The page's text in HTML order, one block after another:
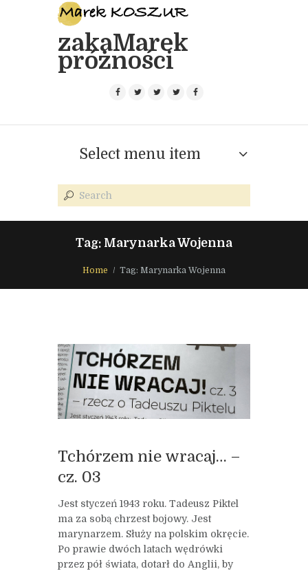
zakaMarek
próżności
Select menu item
Tag: Marynarka Wojenna
Home Tag: Marynarka Wojenna
Tchórzem nie wracaj… –
cz. 03
Jest styczeń 1943 roku. Tadeusz Piktel
ma za sobą chrzest bojowy. Jest
marynarzem. Służy na polskim okręcie.
Po prawie dwóch latach wędrówki
przez pół świata, dotarł do Anglii, by